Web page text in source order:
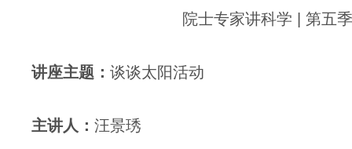
院士专家讲科学 | 第五季
讲座主题： 谈谈太阳活动
主讲人 ： 汪景琇